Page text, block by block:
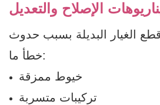
الإصلاح والتعديل
الغيار البديلة بسبب حدوث
خطأ ما:
خيوط ممزقة
تركيبات متسربة